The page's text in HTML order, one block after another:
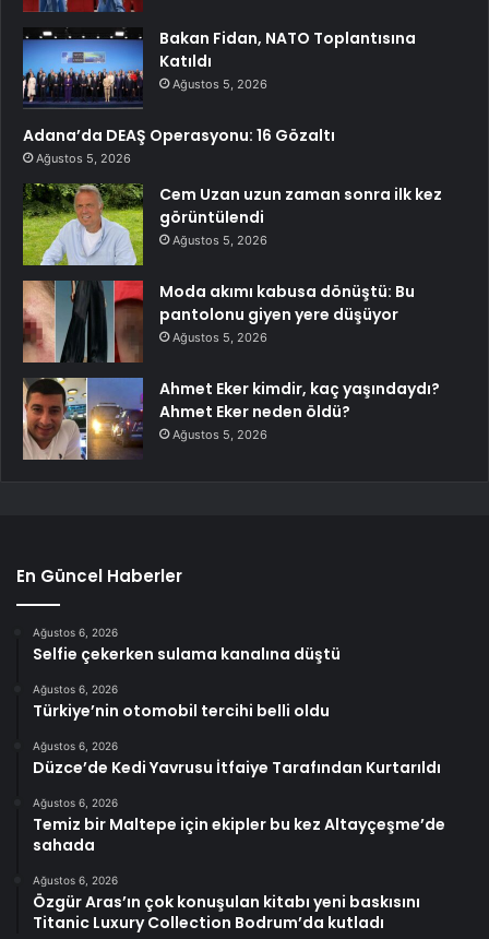
Bakan Fidan, NATO Toplantısına
Katıldı
Ağustos 5, 2026
Adana’da DEAŞ Operasyonu: 16 Gözaltı
Ağustos 5, 2026
Cem Uzan uzun zaman sonra ilk kez
görüntülendi
Ağustos 5, 2026
Moda akımı kabusa dönüştü: Bu
pantolonu giyen yere düşüyor
Ağustos 5, 2026
Ahmet Eker kimdir, kaç yaşındaydı?
Ahmet Eker neden öldü?
Ağustos 5, 2026
En Güncel Haberler
Ağustos 6, 2026
Selfie çekerken sulama kanalına düştü
Ağustos 6, 2026
Türkiye’nin otomobil tercihi belli oldu
Ağustos 6, 2026
Düzce’de Kedi Yavrusu İtfaiye Tarafından Kurtarıldı
Ağustos 6, 2026
Temiz bir Maltepe için ekipler bu kez Altayçeşme’de
sahada
Ağustos 6, 2026
Özgür Aras’ın çok konuşulan kitabı yeni baskısını
Titanic Luxury Collection Bodrum’da kutladı